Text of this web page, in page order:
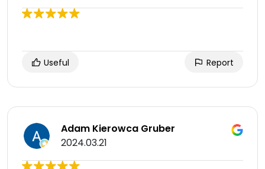
Useful Report
Adam Kierowca Gruber
2024.03.21